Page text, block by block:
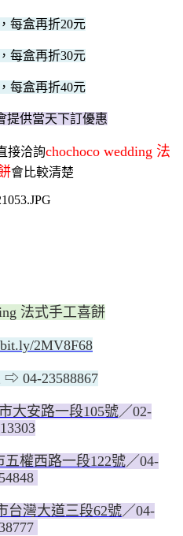
每盒再折20元
每盒再折30元
每盒再折40元
提供當天下訂優惠
接洽詢chochoco wedding 法
會比較清楚
法式手工喜餅
bit.ly/2MV8F68
04-23588867
大安路一段105號／02-
五權西路一段122號／04-
台灣大道三段62號／04-